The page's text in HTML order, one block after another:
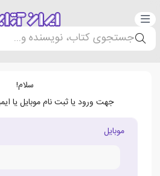
دسته‌بندی
جستجوی کتاب، نویسنده و...
سلام!
جهت ورود یا ثبت نام موبایل یا
موبایل